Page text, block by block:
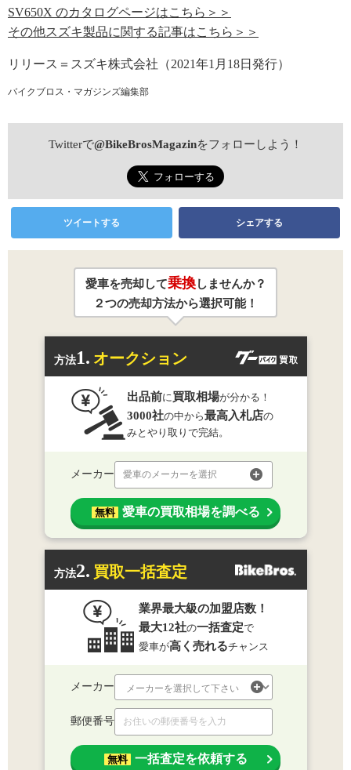
SV650X のカタログページはこちら＞＞
その他スズキ製品に関する記事はこちら＞＞
リリース＝スズキ株式会社（2021年1月18日発行）
バイクブロス・マガジンズ編集部
Twitterで@BikeBrosMagazinをフォローしよう！
ツイートする シェアする
愛車を売却して乗換しませんか？
２つの売却方法から選択可能！
方法1. オークション
出品前に 買取相場が分かる！
3000社の中から最高入札店の
みとやり取りで完結。
メーカー 愛車のメーカーを選択
無料 愛車の買取相場を調べる
方法2. 買取一括査定
業界最大級の加盟店数！
最大12社の一括査定で
愛車が高く売れるチャンス
メーカー
郵便番号
無料 一括査定を依頼する